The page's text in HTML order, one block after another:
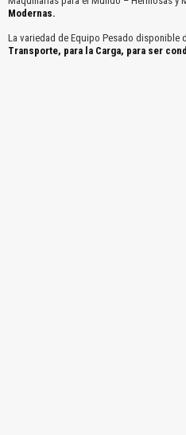
Modernas.
La variedad de Equipo Pesado disponible
Transporte, para la Carga, para ser